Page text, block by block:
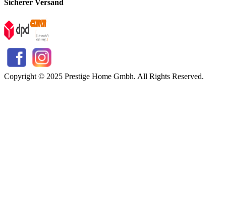
Sicherer Versand
Copyright © 2025 Prestige Home Gmbh. All Rights Reserved.